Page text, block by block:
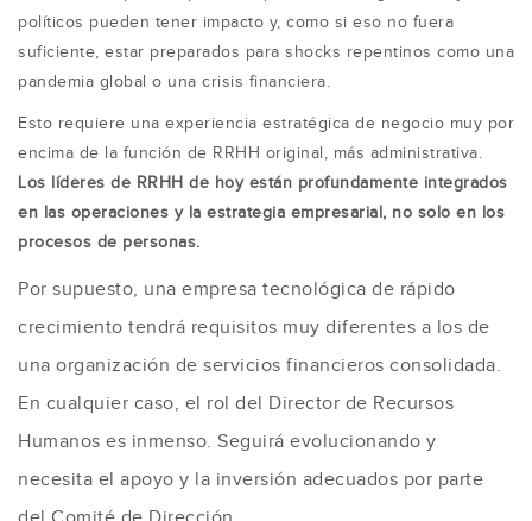
políticos pueden tener impacto y, como si eso no fuera
suficiente, estar preparados para shocks repentinos como una
pandemia global o una crisis financiera.
Esto requiere una experiencia estratégica de negocio muy por
encima de la función de RRHH original, más administrativa.
Los líderes de RRHH de hoy están profundamente integrados
en las operaciones y la estrategia empresarial, no solo en los
procesos de personas.
Por supuesto, una empresa tecnológica de rápido
crecimiento tendrá requisitos muy diferentes a los de
una organización de servicios financieros consolidada.
En cualquier caso, el rol del Director de Recursos
Humanos es inmenso. Seguirá evolucionando y
necesita el apoyo y la inversión adecuados por parte